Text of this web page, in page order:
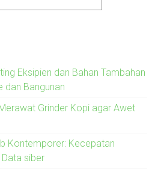
Eksipien dan Bahan Tambahan
dan Bangunan
Grinder Kopi agar Awet
Kontemporer: Kecepatan
siber